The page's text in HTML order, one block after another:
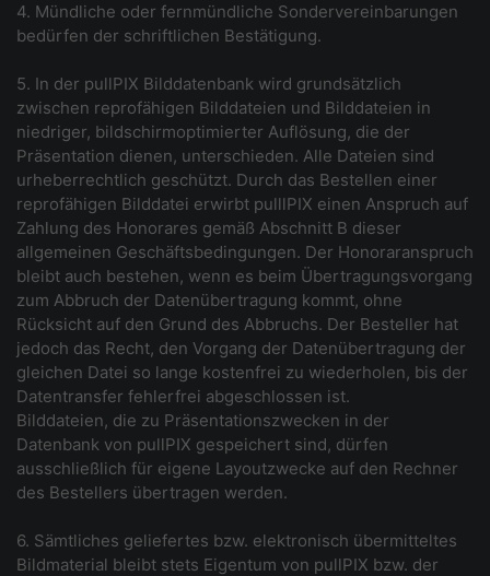
4. Mündliche oder fernmündliche Sondervereinbarungen
bedürfen der schriftlichen Bestätigung.
5. In der pullPIX Bilddatenbank wird grundsätzlich
zwischen reprofähigen Bilddateien und Bilddateien in
niedriger, bildschirmoptimierter Auflösung, die der
Präsentation dienen, unterschieden. Alle Dateien sind
urheberrechtlich geschützt. Durch das Bestellen einer
reprofähigen Bilddatei erwirbt pulllPIX einen Anspruch auf
Zahlung des Honorares gemäß Abschnitt B dieser
allgemeinen Geschäftsbedingungen. Der Honoraranspruch
bleibt auch bestehen, wenn es beim Übertragungsvorgang
zum Abbruch der Datenübertragung kommt, ohne
Rücksicht auf den Grund des Abbruchs. Der Besteller hat
jedoch das Recht, den Vorgang der Datenübertragung der
gleichen Datei so lange kostenfrei zu wiederholen, bis der
Datentransfer fehlerfrei abgeschlossen ist.
Bilddateien, die zu Präsentationszwecken in der
Datenbank von pullPIX gespeichert sind, dürfen
ausschließlich für eigene Layoutzwecke auf den Rechner
des Bestellers übertragen werden.
6. Sämtliches geliefertes bzw. elektronisch übermitteltes
Bildmaterial bleibt stets Eigentum von pullPIX bzw. der